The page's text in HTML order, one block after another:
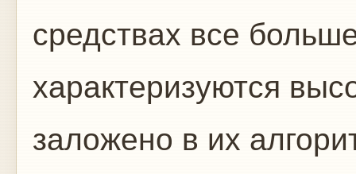
средствах все
характеризуются
заложено в их